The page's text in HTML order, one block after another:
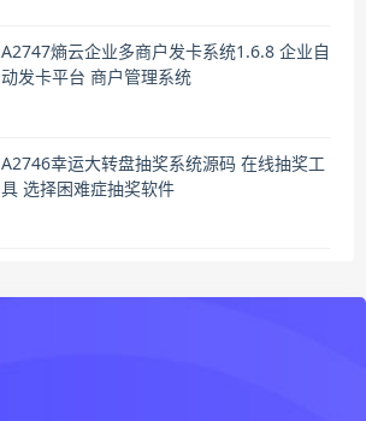
A2747熵云企业多商户发卡系统1.6.8 企业自
动发卡平台 商户管理系统
A2746幸运大转盘抽奖系统源码 在线抽奖工
具 选择困难症抽奖软件